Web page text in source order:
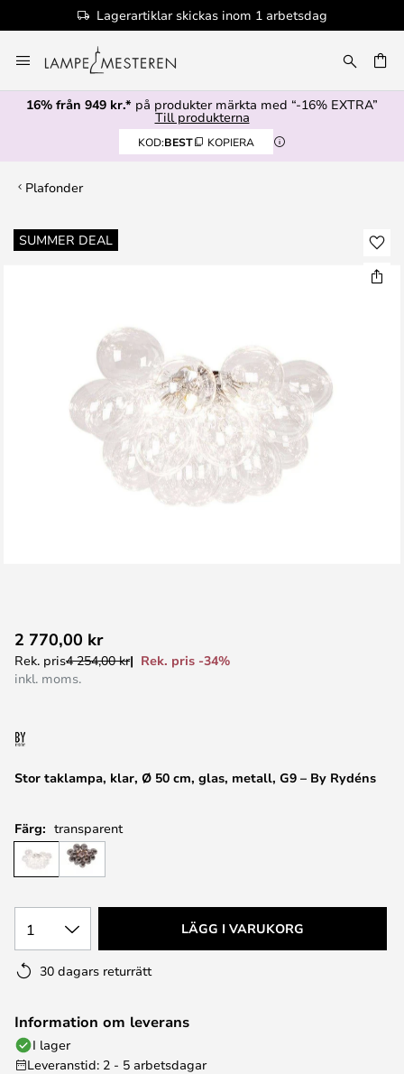
Lagerartiklar skickas inom 1 arbetsdag
till
innehållet
16% från 949 kr.* på produkter märkta med “-16% EXTRA”
Till produkterna
KOD:BEST KOPIERA
Plafonder
SUMMER DEAL
Hoppa
till
till
början
Stor taklampa, klar, Ø 50 cm, glas, metall, G9 – By Rydéns
2 770,00 kr
Rek. pris4 254,00 kr
Rek. pris -34%
inkl. moms.
Färg: transparent
1 LÄGG I VARUKORG
30 dagars returrätt
Information om leverans
I lager
Leveranstid: 2 - 5 arbetsdagar